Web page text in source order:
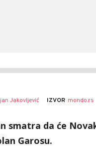
Jakovljević IZVOR mondo.rs
smatra da će
Garosu.